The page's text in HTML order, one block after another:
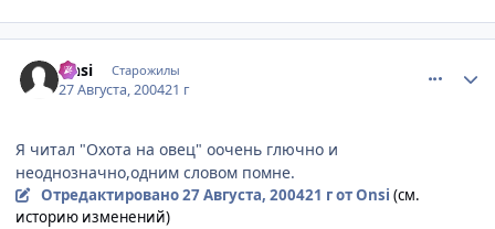
Onsi Старожилы
27 Августа, 200421 г
Я читал "Охота на овец" оочень глючно и
неоднозначно,одним словом помне.
Отредактировано27 Августа, 200421 гот Onsi (см.
историю изменений)